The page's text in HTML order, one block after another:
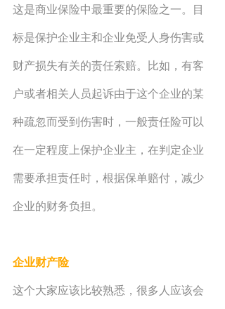
这是商业保险中最重要的保险之一。目
标是保护企业主和企业免受人身伤害或
财产损失有关的责任索赔。比如，有客
户或者相关人员起诉由于这个企业的某
种疏忽而受到伤害时，一般责任险可以
在一定程度上保护企业主，在判定企业
需要承担责任时，根据保单赔付，减少
企业的财务负担。
企业财产险
这个大家应该比较熟悉，很多人应该会